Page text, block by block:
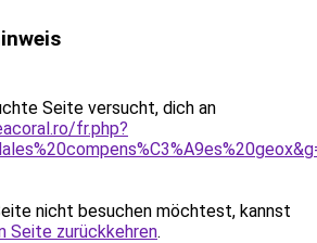
Seite versucht, dich an
fr.php?
nicht besuchen möchtest, kannst
Seite zurückkehren.